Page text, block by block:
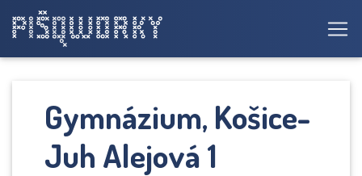
Gymnázium, Košice-
Juh Alejová 1